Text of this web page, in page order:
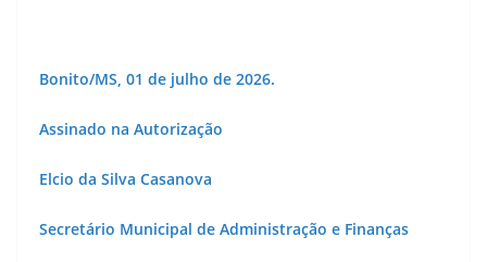
Bonito/MS, 01 de julho de 2026.
Assinado na Autorização
Elcio da Silva Casanova
Secretário Municipal de Administração e Finanças